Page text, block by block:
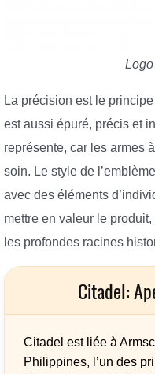
La précision est le
est aussi épuré, précis et
représente, car les armes
soin. Le style de
avec des éléments
mettre en valeur le
les profondes racines
Citadel:
Citadel est liée à
Philippines, l’un des